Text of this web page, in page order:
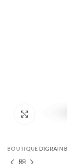
BOUTIQUE DIGRAIN